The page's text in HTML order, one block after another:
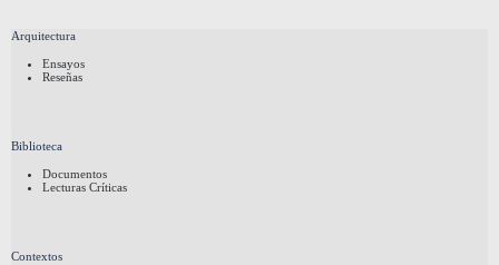
Arquitectura
Ensayos
Reseñas
Biblioteca
Documentos
Lecturas Críticas
Contextos